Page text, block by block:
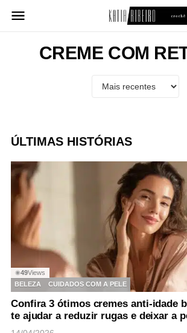
para
CREME COM
ÚLTIMAS HISTÓRIAS
◉49Views
BELEZA
CUIDADOS COM A PELE
Confira 3 ótimos cremes anti-idade
te ajudar a reduzir rugas e deixar a